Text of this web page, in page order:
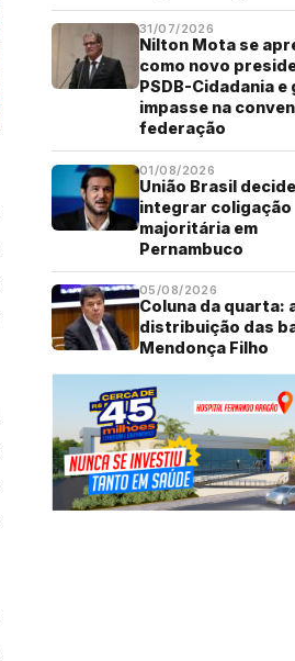
31/07/2026
Nilton Mota se
como novo
PSDB-Cidadania e
impasse na
federação
01/08/2026
União Brasil
integrar coligação
majoritária em
Pernambuco
05/08/2026
Coluna da quarta:
distribuição das
Mendonça Filho